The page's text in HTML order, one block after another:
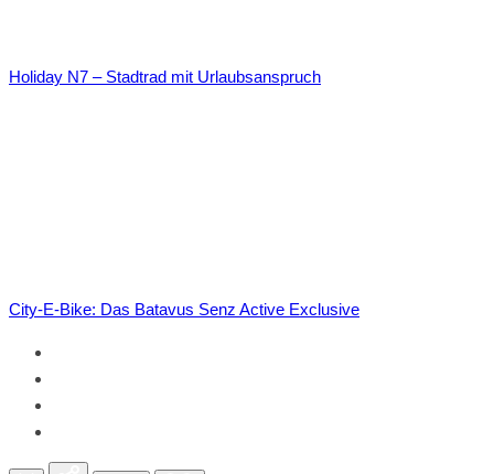
Holiday N7 – Stadtrad mit Urlaubsanspruch
City-E-Bike: Das Batavus Senz Active Exclusive